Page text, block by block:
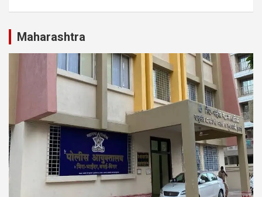
Maharashtra